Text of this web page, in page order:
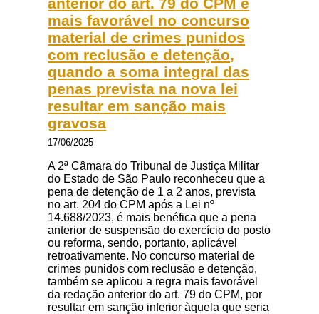
mais favorável no concurso
material de crimes punidos
com reclusão e detenção,
quando a soma integral das
penas prevista na nova lei
resultar em sanção mais
gravosa
17/06/2025
A 2ª Câmara do Tribunal de Justiça Militar
do Estado de São Paulo reconheceu que a
pena de detenção de 1 a 2 anos, prevista
no art. 204 do CPM após a Lei nº
14.688/2023, é mais benéfica que a pena
anterior de suspensão do exercício do posto
ou reforma, sendo, portanto, aplicável
retroativamente. No concurso material de
crimes punidos com reclusão e detenção,
também se aplicou a regra mais favorável
da redação anterior do art. 79 do CPM, por
resultar em sanção inferior àquela que seria